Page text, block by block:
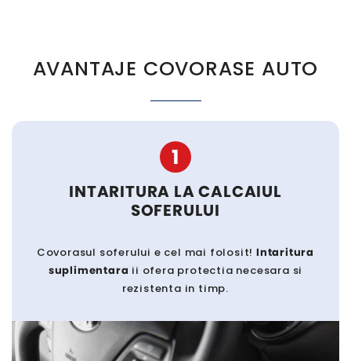
AVANTAJE COVORASE AUTO
1
INTARITURA LA CALCAIUL
SOFERULUI
Covorasul soferului e cel mai folosit!Intaritura
suplimentara ii ofera protectia necesara si
rezistenta in timp.